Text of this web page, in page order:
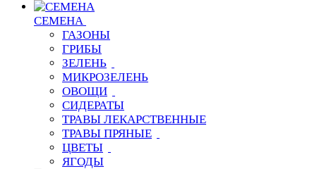
СЕМЕНА
ГАЗОНЫ
ГРИБЫ
ЗЕЛЕНЬ
МИКРОЗЕЛЕНЬ
ОВОЩИ
СИДЕРАТЫ
ТРАВЫ ЛЕКАРСТВЕННЫЕ
ТРАВЫ ПРЯНЫЕ
ЦВЕТЫ
ЯГОДЫ